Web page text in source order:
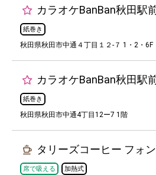
カラオケBanBan秋田駅
紙巻き
秋田県秋田市中通４丁目１２-７ 1・2・6F
カラオケBanBan秋田駅
紙巻き
秋田県秋田市中通4丁目12ー7 1階
タリーズコーヒー フォ
席で吸える 加熱式